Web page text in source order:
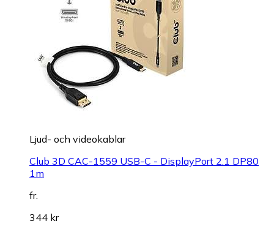
Ljud- och videokablar
Club 3D CAC-1559 USB-C - DisplayPort 2.1 DP80
1m
fr.
344 kr